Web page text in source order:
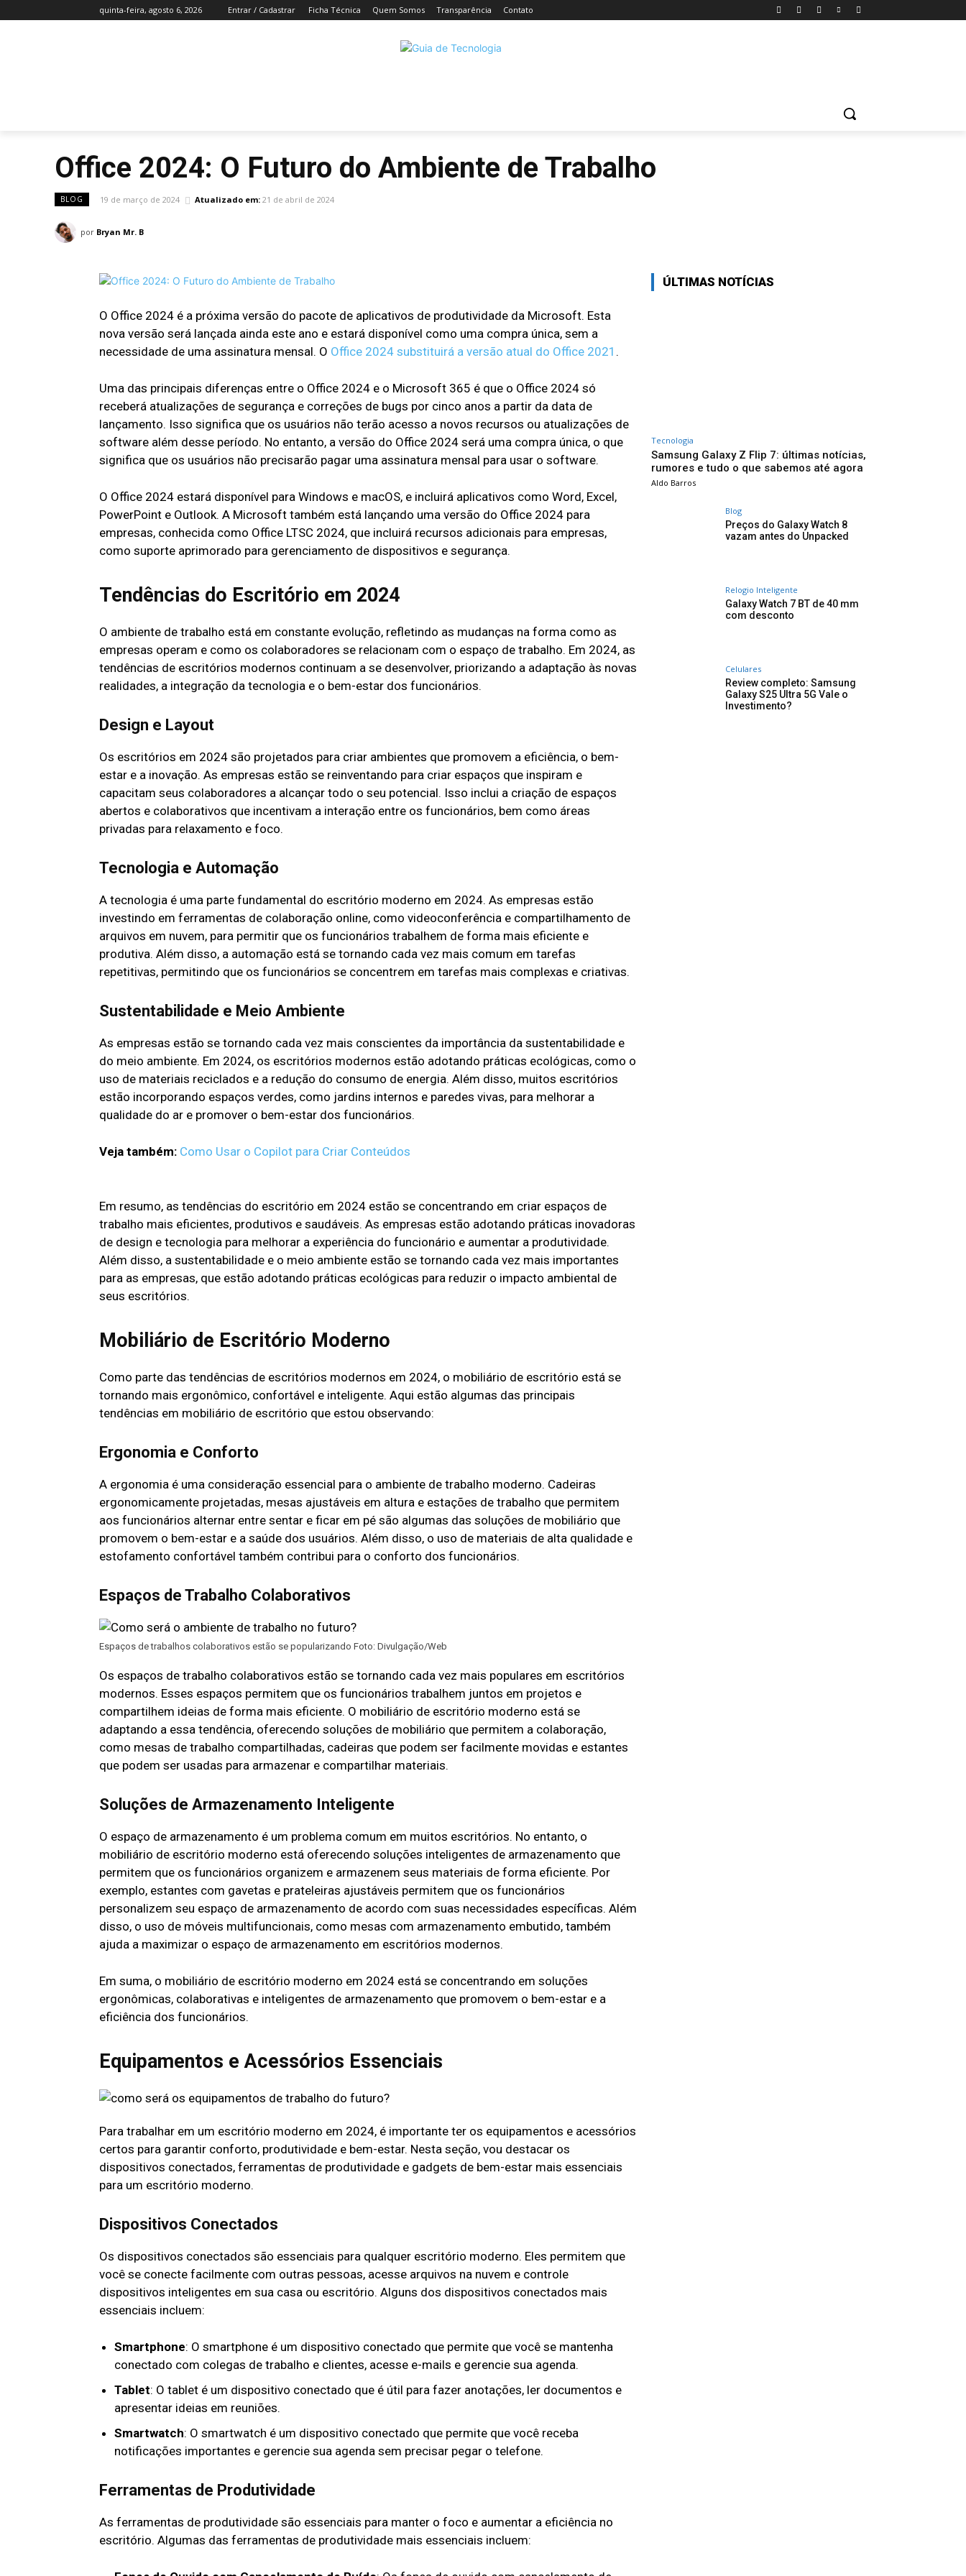
quinta-feira, agosto 6, 2026 Entrar / Cadastrar Ficha Técnica Quem Somos Transparência Contato
Office 2024: O Futuro do Ambiente de Trabalho
BLOG 19 de março de 2024 Atualizado em: 21 de abril de 2024
por Bryan Mr. B
O Office 2024 é a próxima versão do pacote de aplicativos de produtividade da Microsoft. Esta
nova versão será lançada ainda este ano e estará disponível como uma compra única, sem a
necessidade de uma assinatura mensal. O Office 2024 substituirá a versão atual do Office 2021 .
Uma das principais diferenças entre o Office 2024 e o Microsoft 365 é que o Office 2024 só
receberá atualizações de segurança e correções de bugs por cinco anos a partir da data de
lançamento. Isso significa que os usuários não terão acesso a novos recursos ou atualizações de
software além desse período. No entanto, a versão do Office 2024 será uma compra única, o que
significa que os usuários não precisarão pagar uma assinatura mensal para usar o software.
O Office 2024 estará disponível para Windows e macOS, e incluirá aplicativos como Word, Excel,
PowerPoint e Outlook. A Microsoft também está lançando uma versão do Office 2024 para
empresas, conhecida como Office LTSC 2024, que incluirá recursos adicionais para empresas,
como suporte aprimorado para gerenciamento de dispositivos e segurança.
Tendências do Escritório em 2024
O ambiente de trabalho está em constante evolução, refletindo as mudanças na forma como as
empresas operam e como os colaboradores se relacionam com o espaço de trabalho. Em 2024, as
tendências de escritórios modernos continuam a se desenvolver, priorizando a adaptação às novas
realidades, a integração da tecnologia e o bem-estar dos funcionários.
Design e Layout
Os escritórios em 2024 são projetados para criar ambientes que promovem a eficiência, o bem-
estar e a inovação. As empresas estão se reinventando para criar espaços que inspiram e
capacitam seus colaboradores a alcançar todo o seu potencial. Isso inclui a criação de espaços
abertos e colaborativos que incentivam a interação entre os funcionários, bem como áreas
privadas para relaxamento e foco.
Tecnologia e Automação
A tecnologia é uma parte fundamental do escritório moderno em 2024. As empresas estão
investindo em ferramentas de colaboração online, como videoconferência e compartilhamento de
arquivos em nuvem, para permitir que os funcionários trabalhem de forma mais eficiente e
produtiva. Além disso, a automação está se tornando cada vez mais comum em tarefas
repetitivas, permitindo que os funcionários se concentrem em tarefas mais complexas e criativas.
Sustentabilidade e Meio Ambiente
As empresas estão se tornando cada vez mais conscientes da importância da sustentabilidade e
do meio ambiente. Em 2024, os escritórios modernos estão adotando práticas ecológicas, como o
uso de materiais reciclados e a redução do consumo de energia. Além disso, muitos escritórios
estão incorporando espaços verdes, como jardins internos e paredes vivas, para melhorar a
qualidade do ar e promover o bem-estar dos funcionários.
Veja também: Como Usar o Copilot para Criar Conteúdos
Em resumo, as tendências do escritório em 2024 estão se concentrando em criar espaços de
trabalho mais eficientes, produtivos e saudáveis. As empresas estão adotando práticas inovadoras
de design e tecnologia para melhorar a experiência do funcionário e aumentar a produtividade.
Além disso, a sustentabilidade e o meio ambiente estão se tornando cada vez mais importantes
para as empresas, que estão adotando práticas ecológicas para reduzir o impacto ambiental de
seus escritórios.
Mobiliário de Escritório Moderno
Como parte das tendências de escritórios modernos em 2024, o mobiliário de escritório está se
tornando mais ergonômico, confortável e inteligente. Aqui estão algumas das principais
tendências em mobiliário de escritório que estou observando:
Ergonomia e Conforto
A ergonomia é uma consideração essencial para o ambiente de trabalho moderno. Cadeiras
ergonomicamente projetadas, mesas ajustáveis em altura e estações de trabalho que permitem
aos funcionários alternar entre sentar e ficar em pé são algumas das soluções de mobiliário que
promovem o bem-estar e a saúde dos usuários. Além disso, o uso de materiais de alta qualidade e
estofamento confortável também contribui para o conforto dos funcionários.
Espaços de Trabalho Colaborativos
Espaços de trabalhos colaborativos estão se popularizando Foto: Divulgação/Web
Os espaços de trabalho colaborativos estão se tornando cada vez mais populares em escritórios
modernos. Esses espaços permitem que os funcionários trabalhem juntos em projetos e
compartilhem ideias de forma mais eficiente. O mobiliário de escritório moderno está se
adaptando a essa tendência, oferecendo soluções de mobiliário que permitem a colaboração,
como mesas de trabalho compartilhadas, cadeiras que podem ser facilmente movidas e estantes
que podem ser usadas para armazenar e compartilhar materiais.
Soluções de Armazenamento Inteligente
O espaço de armazenamento é um problema comum em muitos escritórios. No entanto, o
mobiliário de escritório moderno está oferecendo soluções inteligentes de armazenamento que
permitem que os funcionários organizem e armazenem seus materiais de forma eficiente. Por
exemplo, estantes com gavetas e prateleiras ajustáveis ​​permitem que os funcionários
personalizem seu espaço de armazenamento de acordo com suas necessidades específicas. Além
disso, o uso de móveis multifuncionais, como mesas com armazenamento embutido, também
ajuda a maximizar o espaço de armazenamento em escritórios modernos.
Em suma, o mobiliário de escritório moderno em 2024 está se concentrando em soluções
ergonômicas, colaborativas e inteligentes de armazenamento que promovem o bem-estar e a
eficiência dos funcionários.
Equipamentos e Acessórios Essenciais
Para trabalhar em um escritório moderno em 2024, é importante ter os equipamentos e acessórios
certos para garantir conforto, produtividade e bem-estar. Nesta seção, vou destacar os
dispositivos conectados, ferramentas de produtividade e gadgets de bem-estar mais essenciais
para um escritório moderno.
Dispositivos Conectados
Os dispositivos conectados são essenciais para qualquer escritório moderno. Eles permitem que
você se conecte facilmente com outras pessoas, acesse arquivos na nuvem e controle
dispositivos inteligentes em sua casa ou escritório. Alguns dos dispositivos conectados mais
essenciais incluem:
Smartphone: O smartphone é um dispositivo conectado que permite que você se mantenha
conectado com colegas de trabalho e clientes, acesse e-mails e gerencie sua agenda.
Tablet: O tablet é um dispositivo conectado que é útil para fazer anotações, ler documentos e
apresentar ideias em reuniões.
Smartwatch: O smartwatch é um dispositivo conectado que permite que você receba
notificações importantes e gerencie sua agenda sem precisar pegar o telefone.
Ferramentas de Produtividade
As ferramentas de produtividade são essenciais para manter o foco e aumentar a eficiência no
escritório. Algumas das ferramentas de produtividade mais essenciais incluem:
ÚLTIMAS NOTÍCIAS
Tecnologia
Samsung Galaxy Z Flip 7: últimas notícias,
rumores e tudo o que sabemos até agora
Aldo Barros
Blog
Preços do Galaxy Watch 8
vazam antes do Unpacked
Relogio Inteligente
Galaxy Watch 7 BT de 40 mm
com desconto
Celulares
Review completo: Samsung
Galaxy S25 Ultra 5G Vale o
Investimento?